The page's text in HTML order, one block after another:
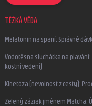
TĚŽKÁ VĚDA
Melatonin na spaní: Správné
Vodotěsná sluchátka na plavání:
kostní vedení)
Kinetóza (nevolnost z cesty):
Zelený zázrak jménem Matcha: